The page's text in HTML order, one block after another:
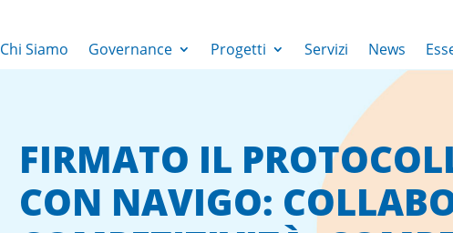
Chi Siamo Governance Progetti Servizi News
FIRMATO IL
CON NAVIGO: